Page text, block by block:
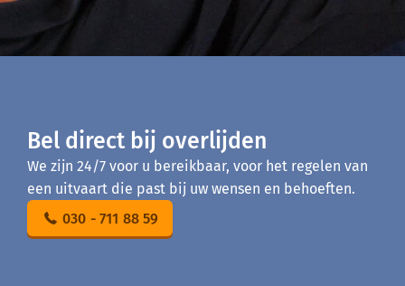
Bel direct bij overlijden
We zijn 24/7 voor u bereikbaar, voor het regelen van
een uitvaart die past bij uw wensen en behoeften.
030 - 711 88 59